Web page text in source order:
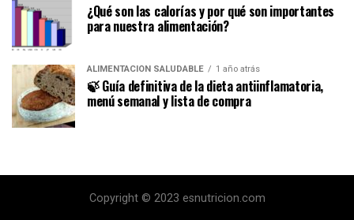
¿Qué son las calorías y por qué son importantes
para nuestra alimentación?
ALIMENTACIÓN SALUDABLE 1 año atrás
🍃 Guía definitiva de la dieta antiinflamatoria,
menú semanal y lista de compra
Copyright © 2023 esnutricion.com